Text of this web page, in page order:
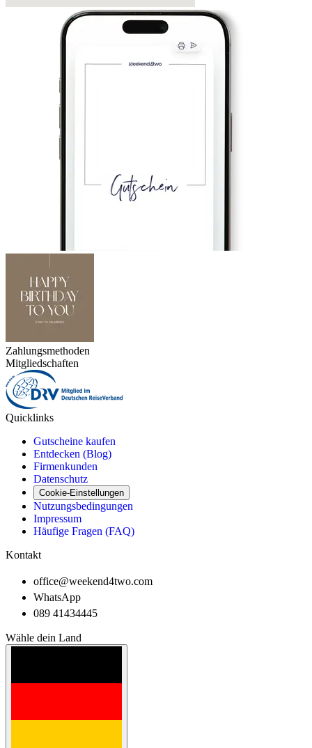
Zahlungsmethoden
Mitgliedschaften
Quicklinks
Gutscheine kaufen
Entdecken (Blog)
Firmenkunden
Datenschutz
Cookie-Einstellungen
Nutzungsbedingungen
Impressum
Häufige Fragen (FAQ)
Kontakt
office@weekend4two.com
WhatsApp
089 41434445
Wähle dein Land